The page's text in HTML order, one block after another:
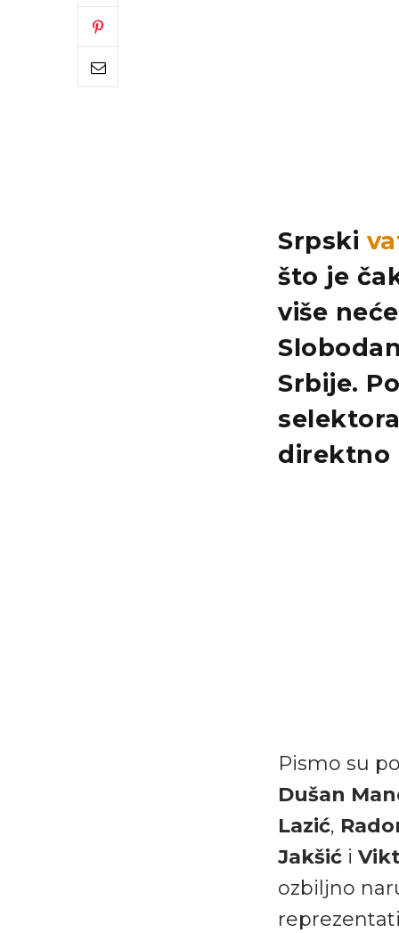
Srpski
što je
više
Srbije.
selektora
direktno
Pismo su
Dušan
Lazić,
Jakšić i
ozbiljno